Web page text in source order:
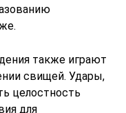
также играют
свищей. Удары,
целостность
для